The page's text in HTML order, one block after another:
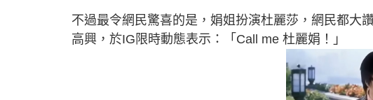
不過最令網民驚喜的是，娟姐扮演杜麗莎，網民都大
高興，於IG限時動態表示：「Call me 杜麗娟！」